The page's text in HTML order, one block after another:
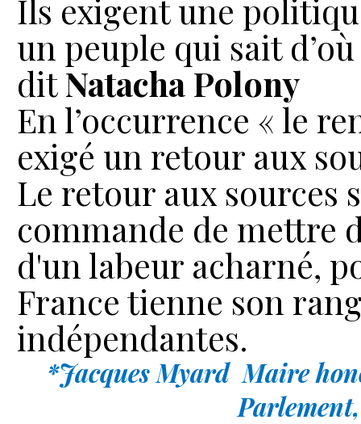
Ils exigent une
un peuple qui sait
ditNatacha Polony
En l’occurrence « le
exigé un retour aux
Le retour aux sources
commande de mettre
d'un labeur acharné,
France tienne son
indépendantes.
*Jacques Myard Maire